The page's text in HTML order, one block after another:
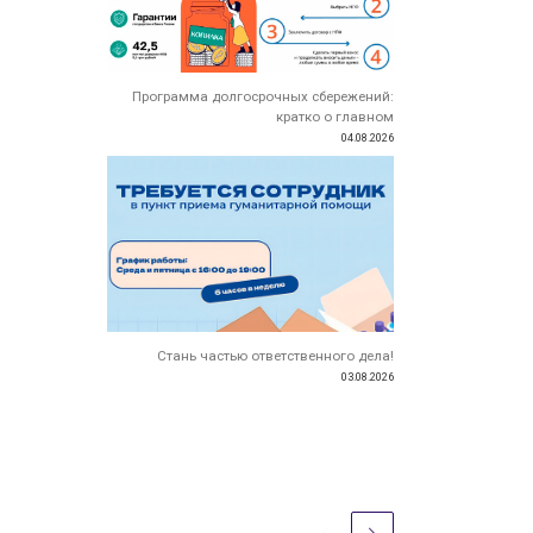
Программа долгосрочных сбережений:
кратко о главном
04.08.2026
Стань частью ответственного дела!
03.08.2026